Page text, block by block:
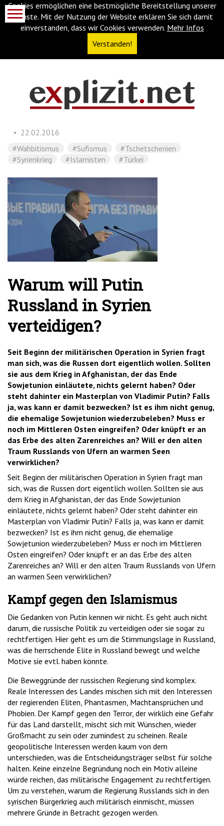
Cookies ermöglichen eine bestmögliche Bereitstellung unserer
Dienste. Mit der Nutzung der Website erklären Sie sich damit
einverstanden, dass wir Cookies verwenden. Mehr Infos
Verstanden!
(Accesskey
Zur
Navigation
springen
(Accesskey
springen
(Accesskey
22.02.2016
#Wahbitismus
#Sufismus
#Tschetschenien
#Syrienkrieg
#Islamisten #Türkei
Warum will Putin
Russland in Syrien
verteidigen?
Seit Beginn der militärischen Operation in Syrien fragt
man sich, was die Russen dort eigentlich wollen. Sollten
sie aus dem Krieg in Afghanistan, der das Ende
Sowjetunion einläutete, nichts gelernt haben? Oder
steht dahinter ein Masterplan von Vladimir Putin? Falls
ja, was kann er damit bezwecken? Ist es ihm nicht genug,
die ehemalige Sowjetunion wiederzubeleben? Muss er
noch im Mittleren Osten eingreifen? Oder knüpft er an
das Erbe des alten Zarenreiches an? Will er den alten
Traum Russlands von Ufern an warmen Seen
verwirklichen?
Seit Beginn der militärischen Operation in Syrien fragt man
sich, was die Russen dort eigentlich wollen. Sollten sie aus
dem Krieg in Afghanistan, der das Ende Sowjetunion
einläutete, nichts gelernt haben? Oder steht dahinter ein
Masterplan von Vladimir Putin? Falls ja, was kann er damit
bezwecken? Ist es ihm nicht genug, die ehemalige
Sowjetunion wiederzubeleben? Muss er noch im Mittleren
Osten eingreifen? Oder knüpft er an das Erbe des alten
Zarenreiches an? Will er den alten Traum Russlands von Ufern
an warmen Seen verwirklichen?
Kampf gegen den Islamismus
Die Gedanken von Putin kennen wir nicht. Es geht auch nicht
darum, die russische Politik zu verteidigen oder sie sogar zu
rechtfertigen. Hier geht es um die Stimmungslage in Russland,
was die herrschende Elite in Russland bewegt und welche
Motive sie evtl. haben könnte.
Die Beweggründe der russischen Regierung sind komplex.
Reale Interessen des Landes mischen sich mit den Interessen
der regierenden Eliten, Phantasmen, Machtansprüchen und
Phobien. Der Kampf gegen den Terror, der wirklich eine Gefahr
für das Land darstellt, mischt sich mit Wünschen, wieder
Großmacht zu sein oder zumindest zu scheinen. Reale
geopolitische Interessen werden kaum von dem
unterschieden, was die Entscheidungsträger selbst für solche
halten. Keine einzelne Begründung noch ein Motiv alleine
würde reichen, das militärische Engagement zu rechtfertigen.
Um zu verstehen, warum die Regierung Russlands sich in den
syrischen Bürgerkrieg auch militärisch einmischt, müssen
mehrere Gründe in Betracht gezogen werden.